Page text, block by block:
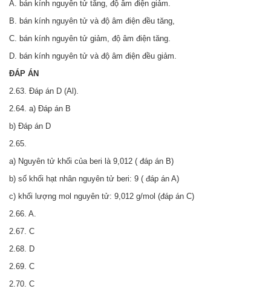
A. bán kính nguyên tử tăng, độ âm điện giảm.
B. bán kính nguyên tử và độ âm điện đều tăng,
C. bán kính nguyên tử giảm, độ âm điện tăng.
D. bán kính nguyên tử và độ âm điện đều giảm.
ĐÁP ÁN
2.63. Đáp án D (Al).
2.64. a) Đáp án B
b) Đáp án D
2.65.
a) Nguyên tử khối của beri là 9,012 ( đáp án B)
b) số khối hạt nhân nguyên tử beri: 9 ( đáp án A)
c) khối lượng mol nguyên tử: 9,012 g/mol (đáp án C)
2.66. A.
2.67. C
2.68. D
2.69. C
2.70. C